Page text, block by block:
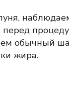
перед
обычный
жира.